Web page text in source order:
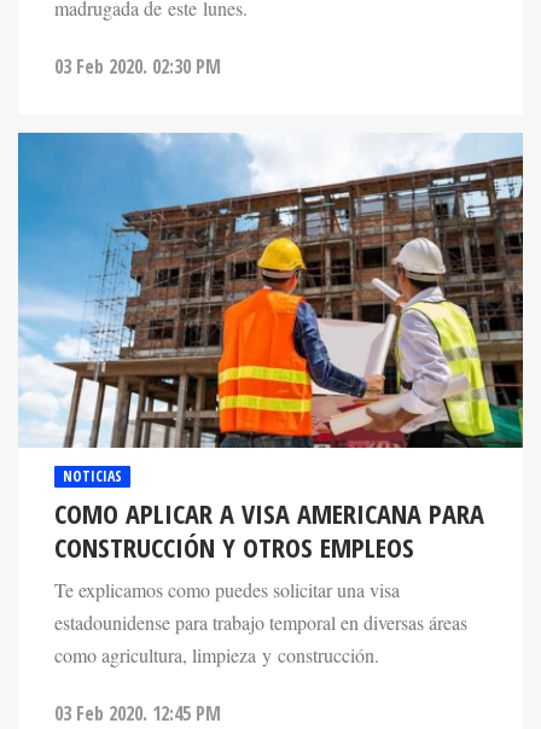
madrugada de este lunes.
03 Feb 2020. 02:30 PM
NOTICIAS
COMO APLICAR A VISA AMERICANA PARA
CONSTRUCCIÓN Y OTROS EMPLEOS
Te explicamos como puedes solicitar una visa
estadounidense para trabajo temporal en diversas áreas
como agricultura, limpieza y construcción.
03 Feb 2020. 12:45 PM